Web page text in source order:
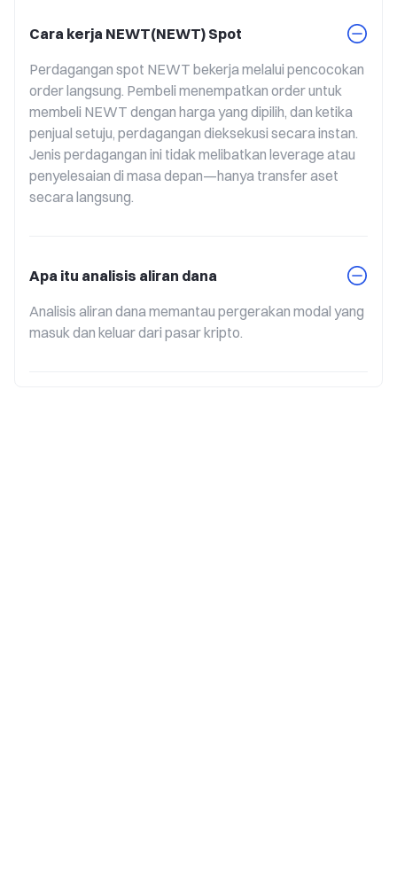
Cara kerja NEWT(NEWT) Spot
Perdagangan spot NEWT bekerja melalui pencocokan
order langsung. Pembeli menempatkan order untuk
membeli NEWT dengan harga yang dipilih, dan ketika
penjual setuju, perdagangan dieksekusi secara instan.
Jenis perdagangan ini tidak melibatkan leverage atau
penyelesaian di masa depan—hanya transfer aset
secara langsung.
Apa itu analisis aliran dana
Analisis aliran dana memantau pergerakan modal yang
masuk dan keluar dari pasar kripto.